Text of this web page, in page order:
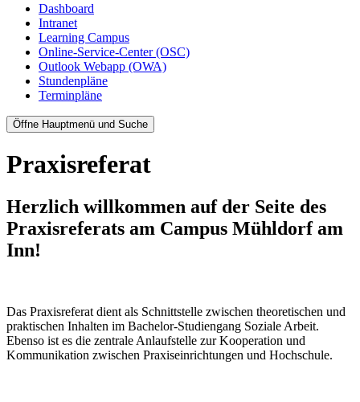
Dashboard
Intranet
Learning Campus
Online-Service-Center (OSC)
Outlook Webapp (OWA)
Stundenpläne
Terminpläne
Öffne Hauptmenü und Suche
Praxisreferat
Herzlich willkommen auf der Seite des
Praxisreferats am Campus Mühldorf am
Inn!
Das Praxisreferat dient als Schnittstelle zwischen theoretischen und
praktischen Inhalten im Bachelor-Studiengang Soziale Arbeit.
Ebenso ist es die zentrale Anlaufstelle zur Kooperation und
Kommunikation zwischen Praxiseinrichtungen und Hochschule.